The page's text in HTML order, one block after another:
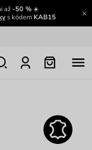
až -50 %☀️
s kódem KAB15